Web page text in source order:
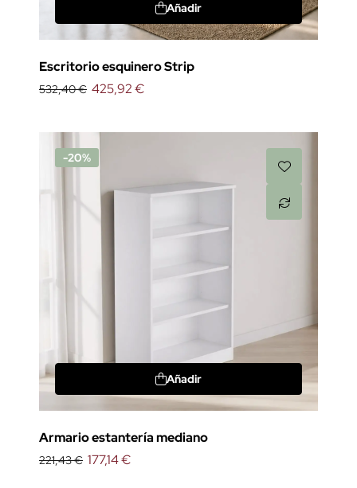
Añadir
Escritorio esquinero Strip
532,40 € 425,92 €
-20%
Añadir
Armario estantería mediano
221,43 € 177,14 €